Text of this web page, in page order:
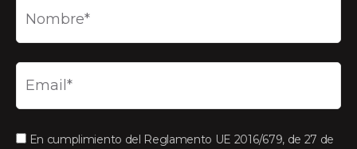
En cumplimiento del Reglamento UE 2016/679, de 27 de